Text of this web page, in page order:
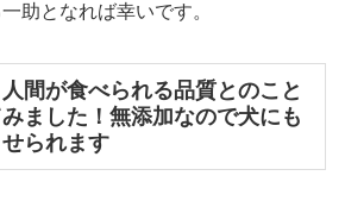
助となれば幸いです。
間が食べられる品質とのこと
ました！無添加なので犬にも
られます